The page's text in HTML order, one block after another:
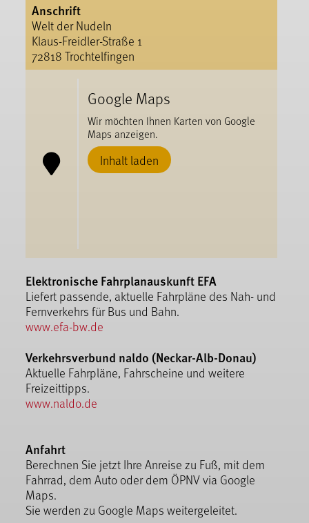
Anschrift
Welt der Nudeln
Klaus-Freidler-Straße 1
72818 Trochtelfingen
Google Maps
Wir möchten Ihnen Karten von Google
Maps anzeigen.
Inhalt laden
Elektronische Fahrplanauskunft EFA
Liefert passende, aktuelle Fahrpläne des Nah- und
Fernverkehrs für Bus und Bahn.
www.efa-bw.de
Verkehrsverbund naldo (Neckar-Alb-Donau)
Aktuelle Fahrpläne, Fahrscheine und weitere
Freizeittipps.
www.naldo.de
Anfahrt
Berechnen Sie jetzt Ihre Anreise zu Fuß, mit dem
Fahrrad, dem Auto oder dem ÖPNV via Google
Maps.
Sie werden zu Google Maps weitergeleitet.